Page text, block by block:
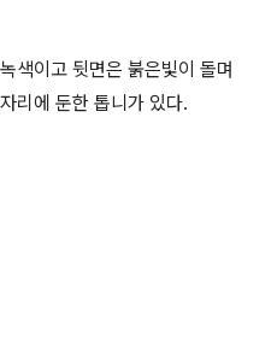
색이고 뒷면은 붉은빛이 돌며
리에 둔한 톱니가 있다.